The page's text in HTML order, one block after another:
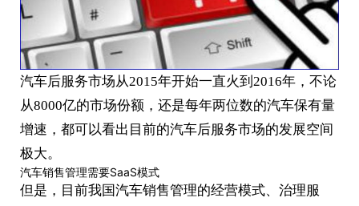
汽车后服务市场从2015年开始一直火到2016年，不论
从8000亿的市场份额，还是每年两位数的汽车保有量
增速，都可以看出目前的汽车后服务市场的发展空间
极大。
汽车销售管理需要SaaS模式
但是，目前我国汽车销售管理的经营模式、治理服